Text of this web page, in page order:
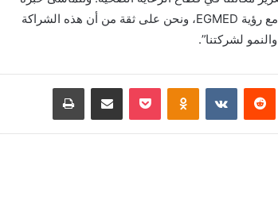
بلتون للتأجير التمويلي والتخصيم ونهجها الاستراتيجي مع رؤية EGMED، ونحن على ثقة من أن هذه الشراكة
لشركتنا”.
Odnoklassniki
‫Pocket مشاركة عبر البريد طباعة